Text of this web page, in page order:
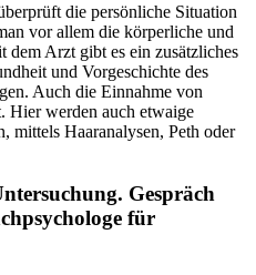
die persönliche Situation
vor allem die körperliche und
dem Arzt gibt es ein zusätzliches
und Vorgeschichte des
Auch die Einnahme von
Hier werden auch etwaige
mittels Haaranalysen, Peth oder
Gespräch
für